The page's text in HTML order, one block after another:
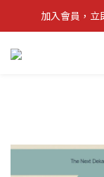
【新品
加入會員，立